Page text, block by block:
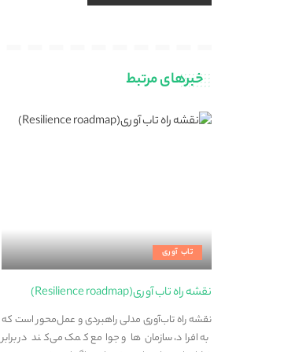
خبرهای مرتبط
تاب آوری
نقشه راه تاب آوری(Resilience roadmap)
نقشه راه تاب‌آوری مدلی راهبردی و عمل‌محور است که
به افراد، سازمان‌ها و جوامع کمک می‌کند در برابر